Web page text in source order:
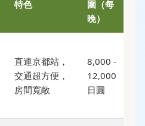
特色
圍（每
晚）
直連京都站，
交通超方便，
房間寬敞
8,000 -
12,000
日圓